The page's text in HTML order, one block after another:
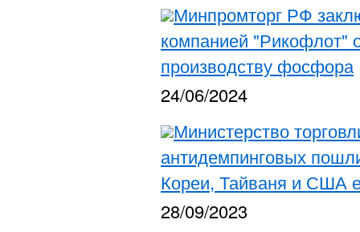
Минпромторг РФ
компанией "Рикофлот"
производству фосфора
24/06/2024
Министерство
антидемпинговых
Кореи, Тайваня и США
28/09/2023